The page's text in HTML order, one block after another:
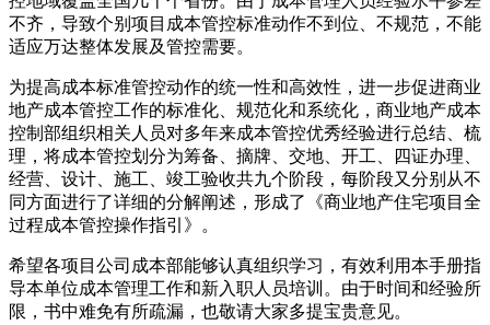
不齐，导致个别项目成本管控标准动作不到位、不规范，不能
适应万达整体发展及管控需要。
为提高成本标准管控动作的统一性和高效性，进一步促进商业
地产成本管控工作的标准化、规范化和系统化，商业地产成本
控制部组织相关人员对多年来成本管控优秀经验进行总结、梳
理，将成本管控划分为筹备、摘牌、交地、开工、四证办理、
经营、设计、施工、竣工验收共九个阶段，每阶段又分别从不
同方面进行了详细的分解阐述，形成了《商业地产住宅项目全
过程成本管控操作指引》。
希望各项目公司成本部能够认真组织学习，有效利用本手册指
导本单位成本管理工作和新入职人员培训。由于时间和经验所
限，书中难免有所疏漏，也敬请大家多提宝贵意见。